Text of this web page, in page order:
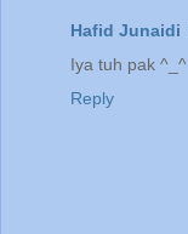
Hafid Junaidi
Iya tuh pak ^_^
Reply